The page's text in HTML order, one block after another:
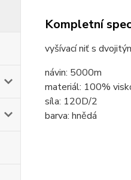
Kompletní
vyšívací niť s
návin: 5000m
materiál: 100%
síla: 120D/2
barva: hnědá